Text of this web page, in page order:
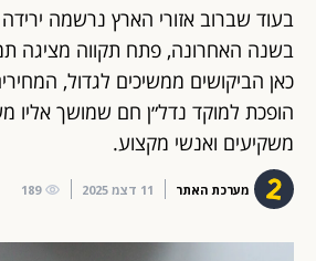
בעוד שברוב אזורי הארץ נרשמה
בשנה האחרונה, פתח תקווה מציגה
כאן הביקושים ממשיכים לגדול,
הופכת למוקד נדל״ן חם שמושך אליו
משקיעים ואנשי מקצוע.
מערכת האתר 11 דצמ 2025 189